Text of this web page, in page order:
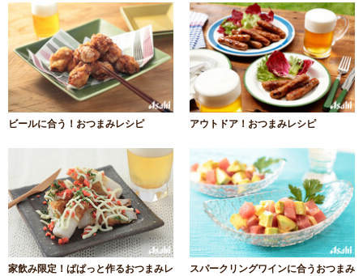
ビールに合う！おつまみレシピ アウトドア！おつまみレシピ
家飲み限定！ぱぱっと作るおつまみレ
スパークリングワインに合うおつまみ